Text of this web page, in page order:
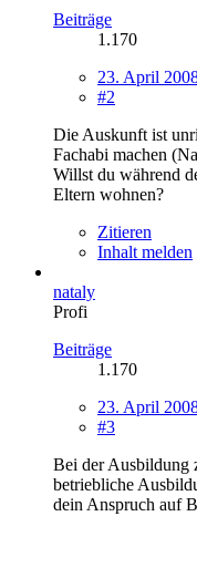
Beiträge
1.170
23. April
#2
Die Auskunft ist
Fachabi machen
Willst du während
Eltern wohnen?
Zitieren
Inhalt melden
nataly
Profi
Beiträge
1.170
23. April
#3
Bei der Ausbildung
betriebliche
dein Anspruch auf